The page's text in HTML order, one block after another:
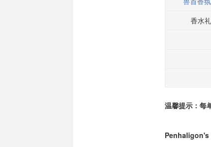
香水
温馨提示：每
Penhaligon's